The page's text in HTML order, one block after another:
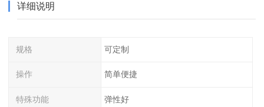
详细说明
规格 可定制
操作 简单便捷
特殊功能 弹性好